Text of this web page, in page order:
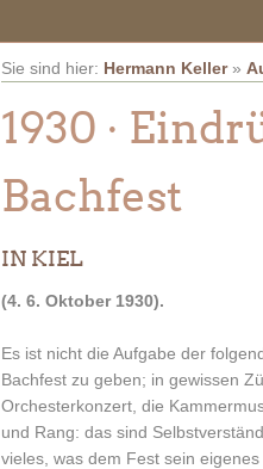
Sie sind hier: Hermann Keller»
1930 ·
Bachfest
IN KIEL
(4. 6. Oktober 1930).
Es ist nicht die Aufgabe der
Bachfest zu geben; in gewissen
Orchesterkonzert, die
und Rang: das sind
vieles, was dem Fest sein